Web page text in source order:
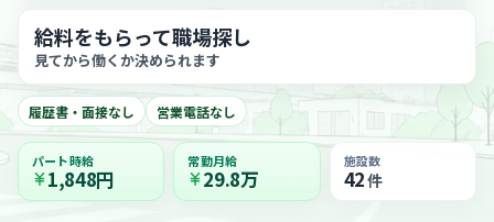
給料をもらって職場探し
見てから働くか決められます
履歴書・面接なし 営業電話なし
パート時給
1,848円
常勤月給
29.8万
施設数
42件